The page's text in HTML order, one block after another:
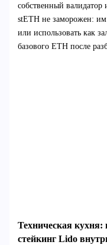
собственный
stETH не заморожен: им
или использовать как
базового ETH после
Техническая
стейкинг Lido